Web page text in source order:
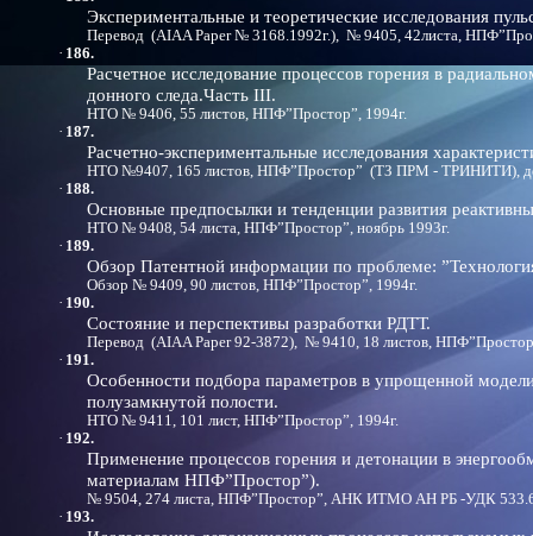
Экспериментальные и теоретические исследования
Перевод (AIAA Paper № 3168.1992г.), № 9405, 42листа,
· 186.
Расчетное исследование процессов горения в
донного следа.Часть III.
НТО № 9406, 55 листов, НПФ”Простор”, 1994г.
· 187.
Расчетно-экспериментальные исследования
НТО №9407, 165 листов, НПФ”Простор” (ТЗ ПРМ - ТРИНИТИ),
· 188.
Основные предпосылки и тенденции развития
НТО № 9408, 54 листа, НПФ”Простор”, ноябрь 1993г.
· 189.
Обзор Патентной информации по проблеме:
Обзор № 9409, 90 листов, НПФ”Простор”, 1994г.
· 190.
Состояние и перспективы разработки РДТТ.
Перевод (AIAA Paper 92-3872), № 9410, 18 листов,
· 191.
Особенности подбора параметров в упрощенной
полузамкнутой полости.
НТО № 9411, 101 лист, НПФ”Простор”, 1994г.
· 192.
Применение процессов горения и детонации в
материалам НПФ”Простор”).
№ 9504, 274 листа, НПФ”Простор”, АНК ИТМО АН РБ -УДК
· 193.